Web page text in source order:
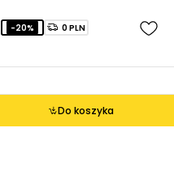
Do koszyka
-20% 0 PLN